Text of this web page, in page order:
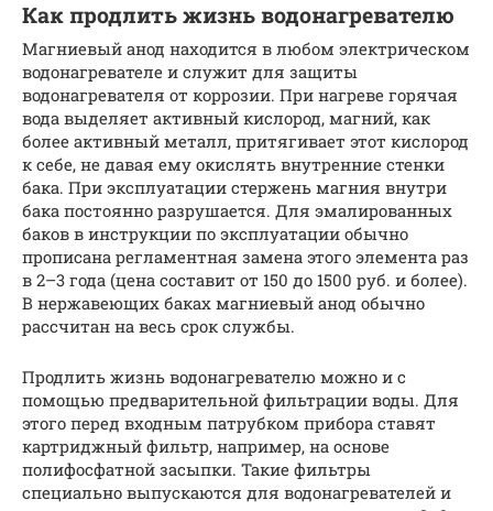
Как продлить жизнь водонагревателю
Магниевый анод находится в любом электрическом
водонагревателе и служит для защиты
водонагревателя от коррозии. При нагреве горячая
вода выделяет активный кислород, магний, как
более активный металл, притягивает этот кислород
к себе, не давая ему окислять внутренние стенки
бака. При эксплуатации стержень магния внутри
бака постоянно разрушается. Для эмалированных
баков в инструкции по эксплуатации обычно
прописана регламентная замена этого элемента раз
в 2–3 года (цена составит от 150 до 1500 руб. и более).
В нержавеющих баках магниевый анод обычно
рассчитан на весь срок службы.
Продлить жизнь водонагревателю можно и с
помощью предварительной фильтрации воды. Для
этого перед входным патрубком прибора ставят
картриджный фильтр, например, на основе
полифосфатной засыпки. Такие фильтры
специально выпускаются для водонагревателей и